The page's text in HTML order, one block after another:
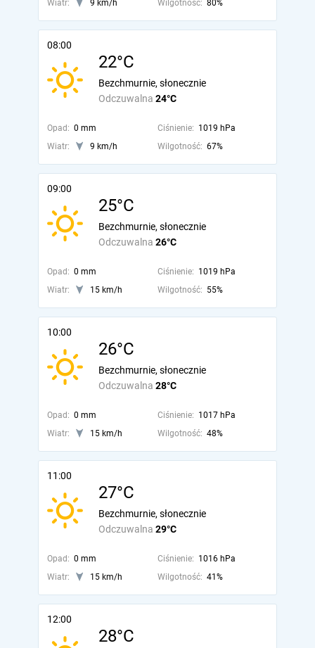
Wiatr: 9 km/h Wilgotność: 80%
08:00
22°C
Odczuwalna 24°C
Bezchmurnie, słonecznie
Opad: 0 mm Ciśnienie: 1019 hPa
Wiatr:
9 km/h Wilgotność: 67%
09:00
25°C
Odczuwalna 26°C
Bezchmurnie, słonecznie
Opad: 0 mm Ciśnienie: 1019 hPa
Wiatr:
15 km/h Wilgotność: 55%
10:00
26°C
Odczuwalna 28°C
Bezchmurnie, słonecznie
Opad: 0 mm Ciśnienie: 1017 hPa
Wiatr:
15 km/h Wilgotność: 48%
11:00
27°C
Odczuwalna 29°C
Bezchmurnie, słonecznie
Opad: 0 mm Ciśnienie: 1016 hPa
Wiatr:
15 km/h Wilgotność: 41%
12:00
28°C